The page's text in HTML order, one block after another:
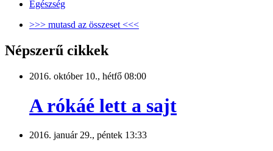
Egészség
>>> mutasd az összeset <<<
Népszerű cikkek
2016. október 10., hétfő 08:00
A rókáé lett a sajt
2016. január 29., péntek 13:33